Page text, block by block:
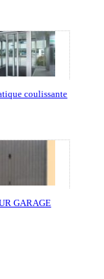
coulissante
GARAGE